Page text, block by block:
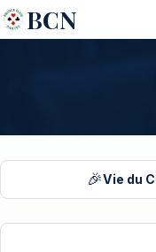
BCN
🎉Vie du